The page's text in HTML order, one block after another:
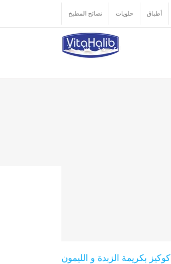
أطباق حلويات نصائح المطبخ
كوكيز بكريمة الزبدة و الليمون